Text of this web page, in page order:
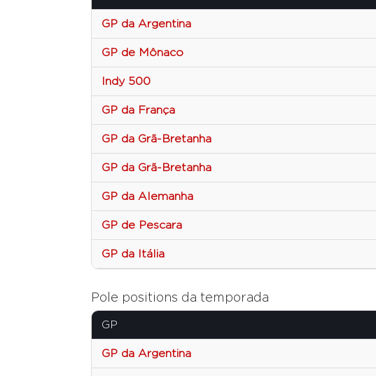
GP da Argentina
GP de Mônaco
Indy 500
GP da França
GP da Grã-Bretanha
GP da Grã-Bretanha
GP da Alemanha
GP de Pescara
GP da Itália
Pole positions da temporada
GP
GP da Argentina